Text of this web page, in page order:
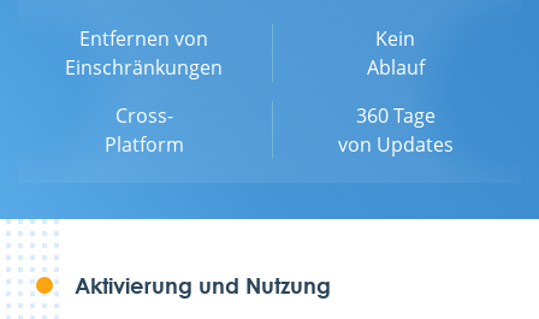
Entfernen von
Einschränkungen
Kein
Ablauf
Cross-
Platform
360 Tage
von Updates
Aktivierung und Nutzung